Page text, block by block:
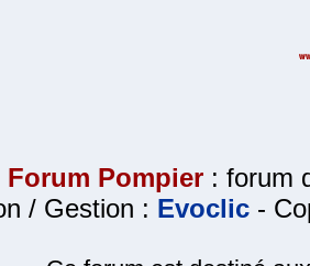
Forum Pompier : forum
/ Gestion : Evoclic -